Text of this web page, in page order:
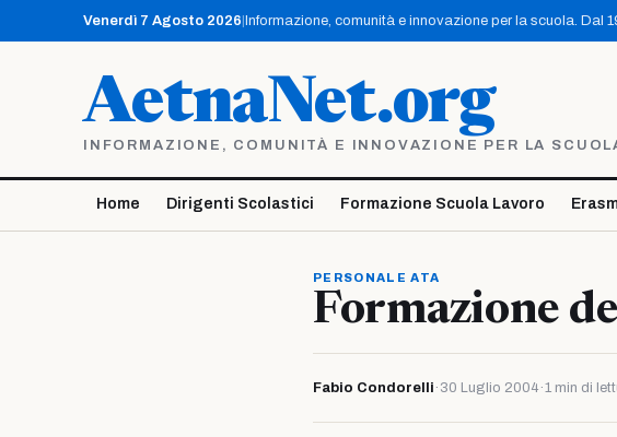
contenuto
Venerdì 7 Agosto 2026 Informazione, comunità e innovazione per la scuola. Dal
AetnaNet.org
INFORMAZIONE, COMUNITÀ E INNOVAZIONE PER LA
Home Dirigenti Scolastici Formazione Scuola Lavoro
PERSONALE ATA
Formazione
Fabio Condorelli · 30 Luglio 2004 ·1 min di